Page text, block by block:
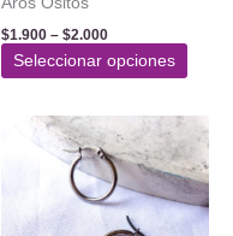
$1.900 – $2.000Rango
precios:
hasta
$2.000
Seleccionar opciones
tiene
varias
Las